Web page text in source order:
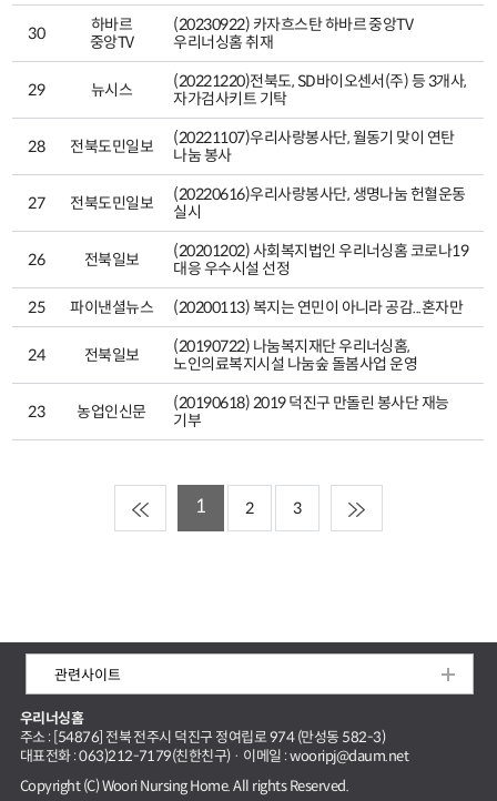
30
하바르
중앙TV
(20230922) 카자흐스탄 하바르 중앙TV
우리너싱홈 취재
29 뉴시스
(20221220)전북도, SD바이오센서(주) 등 3개사,
자가검사키트 기탁
28 전북도민일보
(20221107)우리사랑봉사단, 월동기 맞이 연탄
나눔 봉사
27 전북도민일보
(20220616)우리사랑봉사단, 생명나눔 헌혈운동
실시
26 전북일보
(20201202) 사회복지법인 우리너싱홈 코로나19
대응 우수시설 선정
25
파이낸셜뉴스 (20200113) 복지는 연민이 아니라 공감...혼자만
24 전북일보
(20190722) 나눔복지재단 우리너싱홈,
노인의료복지시설 나눔숲 돌봄사업 운영
23 농업인신문
(20190618) 2019 덕진구 만돌린 봉사단 재능
기부
1 2 3
우리너싱홈
주소 : [54876] 전북 전주시 덕진구 정여립로 974 (만성동 582-3)
대표전화 : 063)212-7179(친한친구) · 이메일 : wooripj@daum.net
Copyright (C) Woori Nursing Home. All rights Reserved.
관련사이트